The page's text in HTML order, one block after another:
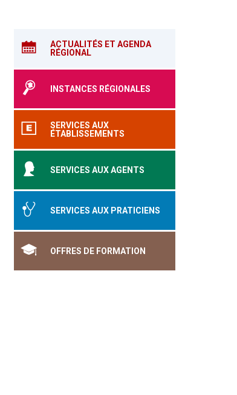
ACTUALITÉS ET AGENDA
RÉGIONAL
INSTANCES RÉGIONALES
SERVICES AUX
ÉTABLISSEMENTS
SERVICES AUX AGENTS
SERVICES AUX PRATICIENS
OFFRES DE FORMATION